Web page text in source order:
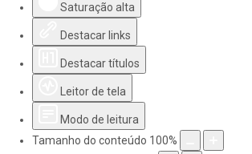
Saturação alta
Destacar links
Destacar títulos
Leitor de tela
Modo de leitura
Tamanho do conteúdo 100%